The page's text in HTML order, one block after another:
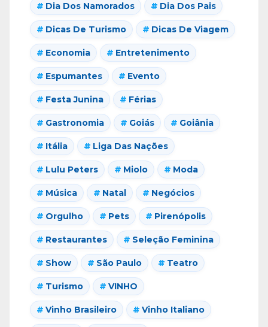
Dia Dos Namorados Dia Dos Pais
Dicas De Turismo Dicas De Viagem
Economia Entretenimento
Espumantes Evento
Festa Junina Férias
Gastronomia Goiás Goiânia
Itália Liga Das Nações
Lulu Peters Miolo Moda
Música Natal Negócios
Orgulho Pets Pirenópolis
Restaurantes Seleção Feminina
Show São Paulo Teatro
Turismo VINHO
Vinho Brasileiro Vinho Italiano